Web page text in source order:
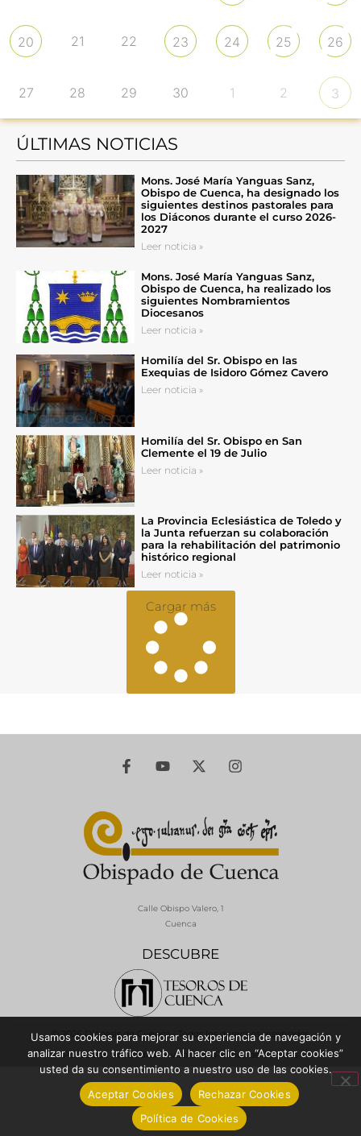
20 21 22 23 24 25 26
27 28 29 30 1 2 3
ÚLTIMAS NOTICIAS
Mons. José María Yanguas Sanz,
Obispo de Cuenca, ha designado los
siguientes destinos pastorales para
los Diáconos durante el curso 2026-
2027
Leer noticia »
Mons. José María Yanguas Sanz,
Obispo de Cuenca, ha realizado los
siguientes Nombramientos
Diocesanos
Leer noticia »
Homilía del Sr. Obispo en las
Exequias de Isidoro Gómez Cavero
Leer noticia »
Homilía del Sr. Obispo en San
Clemente el 19 de Julio
Leer noticia »
La Provincia Eclesiástica de Toledo y
la Junta refuerzan su colaboración
para la rehabilitación del patrimonio
histórico regional
Leer noticia »
Cargar más
DESCUBRE
Calle Obispo Valero, 1
Cuenca
© 2026 Diócesis de Cuenca - Todos los derechos reservados
Política de Privacidad / Aviso LegalPolítica de Cookies
Usamos cookies para mejorar su experiencia de navegación y
analizar nuestro tráfico web. Al hacer clic en “Aceptar cookies”
usted da su consentimiento a nuestro uso de las cookies.
Aceptar Cookies
Rechazar Cookies
Política de Cookies